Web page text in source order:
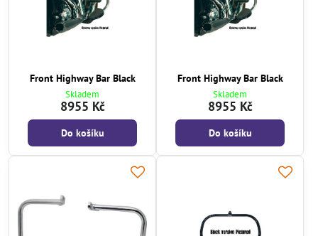
Front Highway Bar Black
Skladem
8955 Kč
Do košíku
Front Highway Bar Black
Skladem
8955 Kč
Do košíku